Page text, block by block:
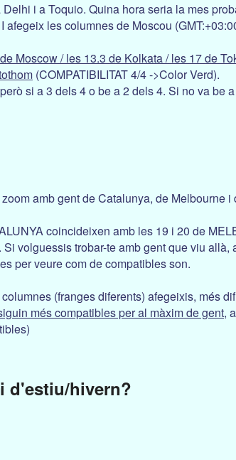
i a Toquio. Quina hora seria la mes
les columnes de Moscou
Moscow / les 13.3 de Kolkata / les 17 de
(COMPATIBILITAT 4/4 ->Color Verd).
si a 3 dels 4 o be a 2 dels 4. Si no va be
amb gent de Catalunya, de Melbourne
coincideixen amb les 19 i 20 de
volguessis trobar-te amb gent que viu
per veure com de compatibles son.
(franges diferents) afegeixis, més
més compatibles per al màxim de gent,
d'estiu/hivern?